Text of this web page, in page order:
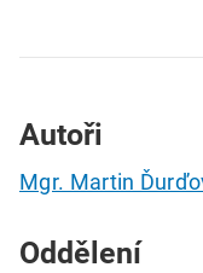
Autoři
Mgr. Martin
Oddělení